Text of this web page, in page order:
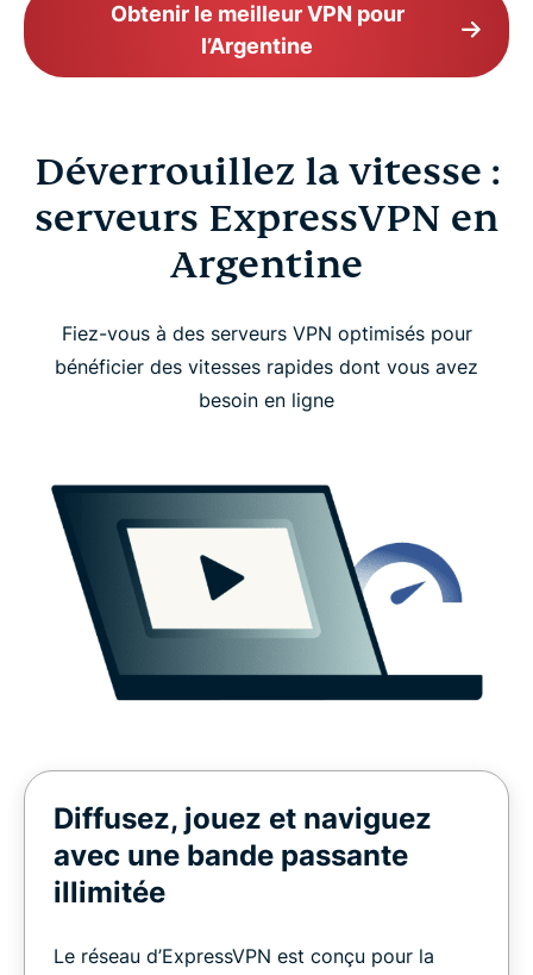
Obtenir le meilleur VPN pour
l’Argentine
Déverrouillez la vitesse :
serveurs ExpressVPN en
Argentine
Fiez-vous à des serveurs VPN optimisés pour
bénéficier des vitesses rapides dont vous avez
besoin en ligne
Diffusez, jouez et naviguez
avec une bande passante
illimitée
Le réseau d’ExpressVPN est conçu pour la